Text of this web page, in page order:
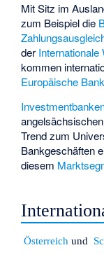
Mit Sitz im
zum Beispiel die
der Internationale
kommen
Europäische
Trend zum
Bankgeschäften
diesem
Österreich und